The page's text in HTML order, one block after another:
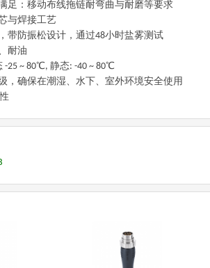
足：移动布线拖链耐弯曲与耐磨等要求
与焊接工艺
带防振松设计，通过48小时盐雾测试
耐油
-25 ~ 80℃, 静态: -40 ~ 80℃
，确保在潮湿、水下、室外环境安全使用